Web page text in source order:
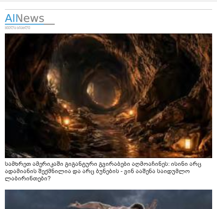
სამხრეთ ამერიკაში გიგანტური გვირაბები აღმოაჩინეს: ისინი არც
ადამიანის შექმნილია და არც ბუნების - ვინ ააშენა საიდუმლო
ლაბირინთები?